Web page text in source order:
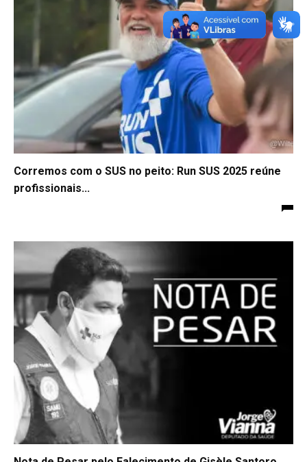
Corremos com o SUS no peito: Run SUS 2025 reúne
profissionais...